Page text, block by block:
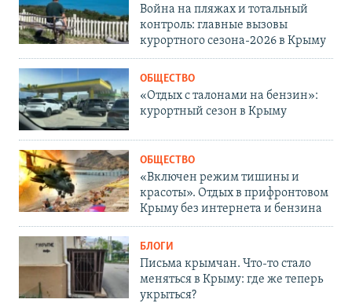
Война на пляжах и тотальный
контроль: главные вызовы
курортного сезона-2026 в Крыму
ОБЩЕСТВО
«Отдых с талонами на бензин»:
курортный сезон в Крыму
ОБЩЕСТВО
«Включен режим тишины и
красоты». Отдых в прифронтовом
Крыму без интернета и бензина
БЛОГИ
Письма крымчан. Что-то стало
меняться в Крыму: где же теперь
укрыться?